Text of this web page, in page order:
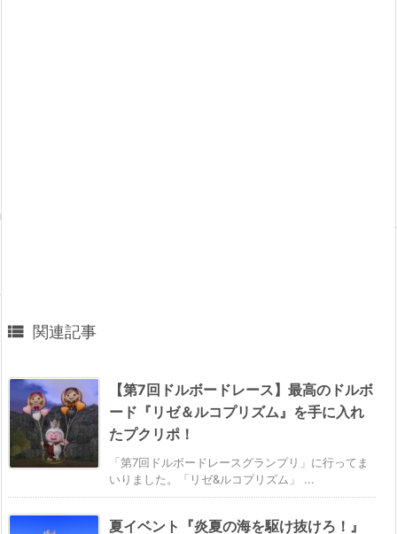
 関連記事
【第7回ドルボードレース】最高のドルボ
ード『リゼ＆ルコプリズム』を手に入れ
たプクリポ！
「第7回ドルボードレースグランプリ」に行ってま
いりました。「リゼ&ルコプリズム」 ...
夏イベント『炎夏の海を駆け抜けろ！』